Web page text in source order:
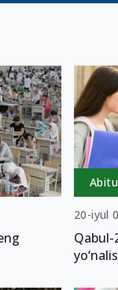
20-iyul